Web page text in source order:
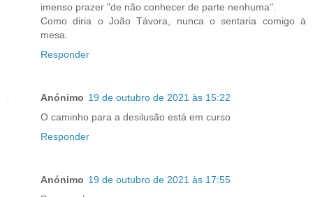
imenso prazer "de não conhecer de parte nenhuma".
Como diria o João Távora, nunca o sentaria comigo à
mesa.
Responder
Anónimo 19 de outubro de 2021 às 15:22
O caminho para a desilusão está em curso
Responder
Anónimo 19 de outubro de 2021 às 17:55